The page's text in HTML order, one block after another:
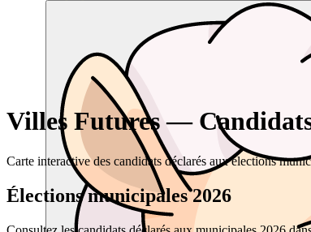
Villes Futures —
Carte interactive des candidats déclarés aux élections
Élections municipales 2026